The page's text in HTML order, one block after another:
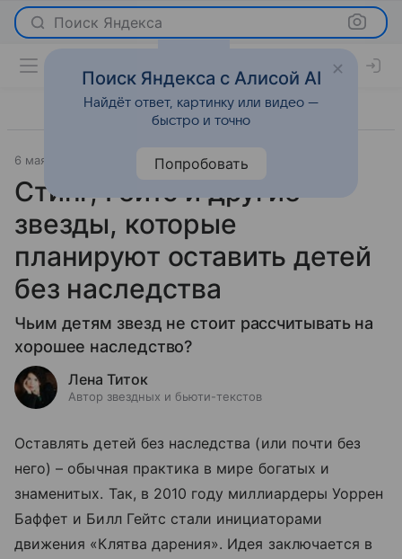
Поиск Яндекса
6 мая 2022 История успеха
Стинг, Гейтс и другие
звезды, которые
планируют оставить детей
без наследства
Чьим детям звезд не стоит рассчитывать на
хорошее наследство?
Лена Титок
Автор звездных и бьюти-текстов
Оставлять детей без наследства (или почти без
него) – обычная практика в мире богатых и
знаменитых. Так, в 2010 году миллиардеры Уоррен
Баффет и Билл Гейтс стали инициаторами
движения «Клятва дарения». Идея заключается в
Поиск Яндекса с Алисой AI
Найдёт ответ, картинку или видео —
быстро и точно
Попробовать